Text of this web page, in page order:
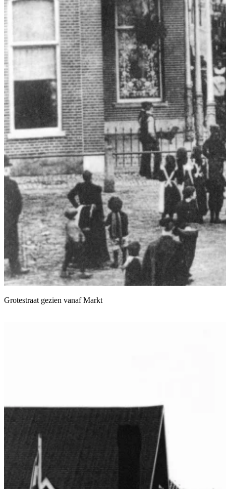
Grotestraat gezien vanaf Markt